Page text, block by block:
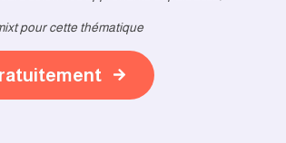
pour cette thématique